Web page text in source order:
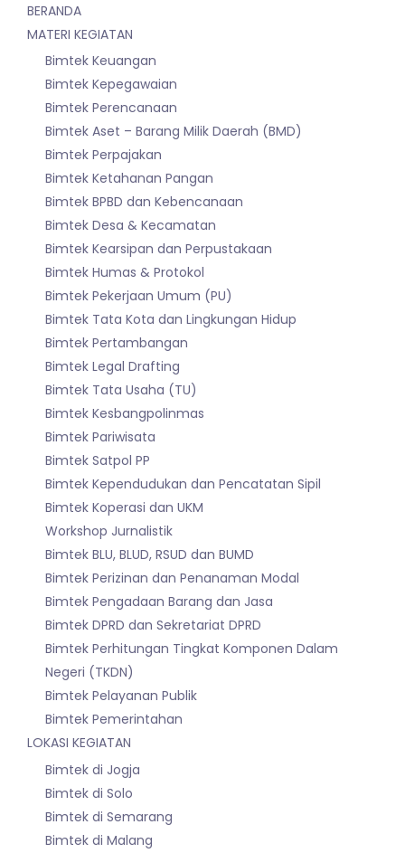
BERANDA
MATERI KEGIATAN
Bimtek Keuangan
Bimtek Kepegawaian
Bimtek Perencanaan
Bimtek Aset – Barang Milik Daerah (BMD)
Bimtek Perpajakan
Bimtek Ketahanan Pangan
Bimtek BPBD dan Kebencanaan
Bimtek Desa & Kecamatan
Bimtek Kearsipan dan Perpustakaan
Bimtek Humas & Protokol
Bimtek Pekerjaan Umum (PU)
Bimtek Tata Kota dan Lingkungan Hidup
Bimtek Pertambangan
Bimtek Legal Drafting
Bimtek Tata Usaha (TU)
Bimtek Kesbangpolinmas
Bimtek Pariwisata
Bimtek Satpol PP
Bimtek Kependudukan dan Pencatatan Sipil
Bimtek Koperasi dan UKM
Workshop Jurnalistik
Bimtek BLU, BLUD, RSUD dan BUMD
Bimtek Perizinan dan Penanaman Modal
Bimtek Pengadaan Barang dan Jasa
Bimtek DPRD dan Sekretariat DPRD
Bimtek Perhitungan Tingkat Komponen Dalam
Negeri (TKDN)
Bimtek Pelayanan Publik
Bimtek Pemerintahan
LOKASI KEGIATAN
Bimtek di Jogja
Bimtek di Solo
Bimtek di Semarang
Bimtek di Malang